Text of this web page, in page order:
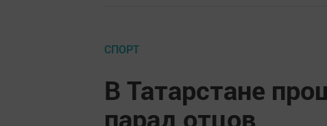
СПОРТ
В Татарстане
парад отцов